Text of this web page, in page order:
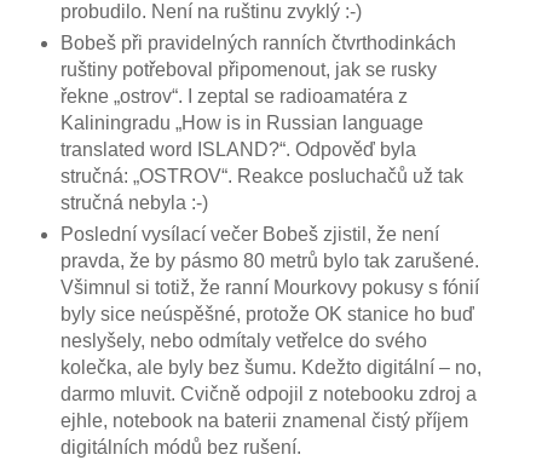
probudilo. Není na ruštinu zvyklý :-)
Bobeš při pravidelných ranních čtvrthodinkách
ruštiny potřeboval připomenout, jak se rusky
řekne „ostrov“. I zeptal se radioamatéra z
Kaliningradu „How is in Russian language
translated word ISLAND?“. Odpověď byla
stručná: „OSTROV“. Reakce posluchačů už tak
stručná nebyla :-)
Poslední vysílací večer Bobeš zjistil, že není
pravda, že by pásmo 80 metrů bylo tak zarušené.
Všimnul si totiž, že ranní Mourkovy pokusy s fónií
byly sice neúspěšné, protože OK stanice ho buď
neslyšely, nebo odmítaly vetřelce do svého
kolečka, ale byly bez šumu. Kdežto digitální – no,
darmo mluvit. Cvičně odpojil z notebooku zdroj a
ejhle, notebook na baterii znamenal čistý příjem
digitálních módů bez rušení.